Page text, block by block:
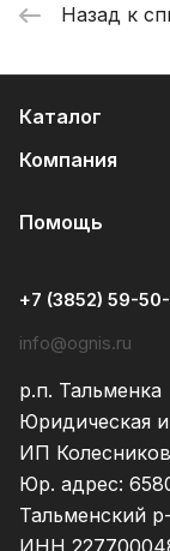
Назад к
Каталог
Компания
Помощь
+7 (3852) 59-
info@ognis.ru
р.п. Тальменка
Юридическая
ИП
Юр. адрес:
Тальменский